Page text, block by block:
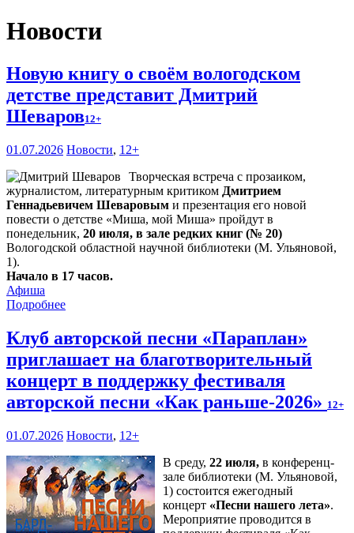
Новости
Новую книгу о своём вологодском
детстве представит Дмитрий
Шеваров12+
01.07.2026 Новости, 12+
Творческая встреча с прозаиком,
журналистом, литературным критиком Дмитрием
Геннадьевичем Шеваровым и презентация его новой
повести о детстве «Миша, мой Миша» пройдут в
понедельник, 20 июля, в зале редких книг (№ 20)
Вологодской областной научной библиотеки (М. Ульяновой,
1).
Начало в 17 часов.
Афиша
Подробнее
Клуб авторской песни «Параплан»
приглашает на благотворительный
концерт в поддержку фестиваля
авторской песни «Как раньше-2026» 12+
01.07.2026 Новости, 12+
В среду, 22 июля, в конференц-
зале библиотеки (М. Ульяновой,
1) состоится ежегодный
концерт «Песни нашего лета».
Мероприятие проводится в